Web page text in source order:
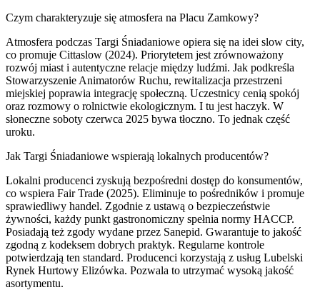
Czym charakteryzuje się atmosfera na Placu Zamkowy?
Atmosfera podczas Targi Śniadaniowe opiera się na idei slow city,
co promuje Cittaslow (2024). Priorytetem jest zrównoważony
rozwój miast i autentyczne relacje między ludźmi. Jak podkreśla
Stowarzyszenie Animatorów Ruchu, rewitalizacja przestrzeni
miejskiej poprawia integrację społeczną. Uczestnicy cenią spokój
oraz rozmowy o rolnictwie ekologicznym. I tu jest haczyk. W
słoneczne soboty czerwca 2025 bywa tłoczno. To jednak część
uroku.
Jak Targi Śniadaniowe wspierają lokalnych producentów?
Lokalni producenci zyskują bezpośredni dostęp do konsumentów,
co wspiera Fair Trade (2025). Eliminuje to pośredników i promuje
sprawiedliwy handel. Zgodnie z ustawą o bezpieczeństwie
żywności, każdy punkt gastronomiczny spełnia normy HACCP.
Posiadają też zgody wydane przez Sanepid. Gwarantuje to jakość
zgodną z kodeksem dobrych praktyk. Regularne kontrole
potwierdzają ten standard. Producenci korzystają z usług Lubelski
Rynek Hurtowy Elizówka. Pozwala to utrzymać wysoką jakość
asortymentu.